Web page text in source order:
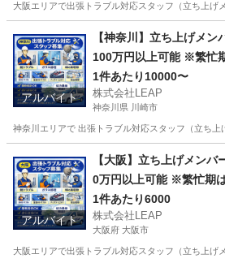
大阪エリアで出張トラブル対応スタッフ（立ち上げ
その他 トラブル
アルバイト
【神奈川】立ち上げメンバー募集 月
100万円以上可能 ※繁忙
り 完全出来高制 1件あたり平均6000円 1日2〜7件
程度の対応 日収目安：
1件あたり10000〜
株式会社LEAP
神奈川県 川崎市
神奈川エリアで 出張トラブル対応スタッフ（立ち
その他 スタッフ
アルバイト
【大阪】立ち上げメンバー募集 月収例
0万円以上可能 ※繁忙期
完全出来高制 1件あたり平均
程度の対応 日収目安：
1件あたり6000
株式会社LEAP
大阪府 大阪市
大阪エリアで出張トラブル対応スタッフ（立ち上げ